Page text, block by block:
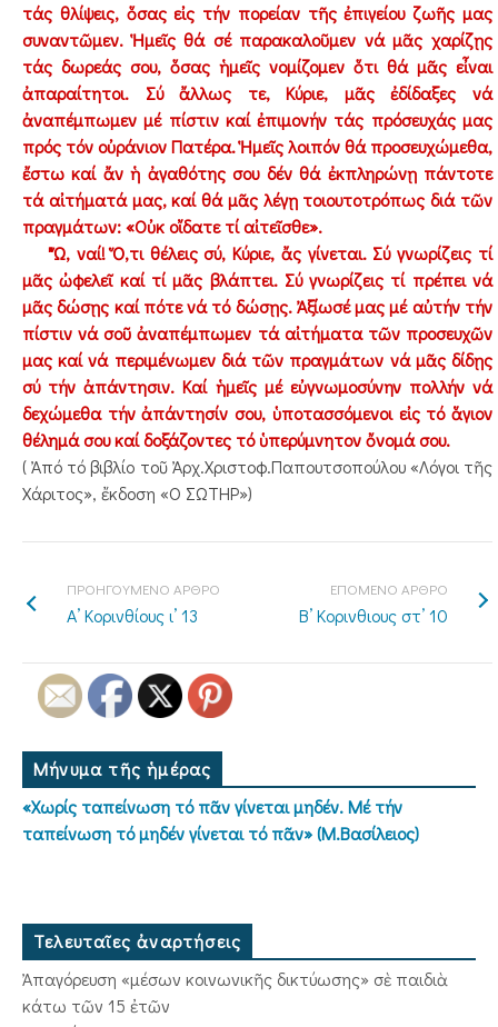
τάς θλίψεις, ὅσας εἰς τήν πορείαν τῆς ἐπιγείου ζωῆς μας
συναντῶμεν. Ἡμεῖς θά σέ παρακαλοῦμεν νά μᾶς χαρίζῃς
τάς δωρεάς σου, ὅσας ἡμεῖς νομίζομεν ὅτι θά μᾶς εἶναι
ἀπαραίτητοι. Σύ ἄλλως τε, Κύριε, μᾶς ἐδίδαξες νά
ἀναπέμπωμεν μέ πίστιν καί ἐπιμονήν τάς πρόσευχάς μας
πρός τόν οὐράνιον Πατέρα. Ἡμεῖς λοιπόν θά προσευχώμεθα,
ἔστω καί ἄν ἡ ἀγαθότης σου δέν θά ἐκπληρώνῃ πάντοτε
τά αἰτήματά μας, καί θά μᾶς λέγῃ τοιουτοτρόπως διά τῶν
πραγμάτων: «Οὐκ οἴδατε τί αἰτεῖσθε».
"Ὤ, ναί! Ὅ,τι θέλεις σύ, Κύριε, ἄς γίνεται. Σύ γνωρίζεις τί
μᾶς ὠφελεῖ καί τί μᾶς βλάπτει. Σύ γνωρίζεις τί πρέπει νά
μᾶς δώσῃς καί πότε νά τό δώσῃς. Ἀξίωσέ μας μέ αὐτήν τήν
πίστιν νά σοῦ ἀναπέμπωμεν τά αἰτήματα τῶν προσευχῶν
μας καί νά περιμένωμεν διά τῶν πραγμάτων νά μᾶς δίδῃς
σύ τήν ἀπάντησιν. Καί ἡμεῖς μέ εὐγνωμοσύνην πολλήν νά
δεχώμεθα τήν ἀπάντησίν σου, ὑποτασσόμενοι εἰς τό ἅγιον
θέλημά σου καί δοξάζοντες τό ὑπερύμνητον ὄνομά σου.
( Ἀπό τό βιβλίο τοῦ Ἀρχ.Χριστοφ.Παπουτσοπούλου «Λόγοι τῆς
Χάριτος», ἔκδοση «Ο ΣΩΤΗΡ»)
ΠΡΟΗΓΟΥΜΕΝΟ ΑΡΘΡΟ
Α’ Κορινθίους ι’ 13
ΕΠΟΜΕΝΟ ΑΡΘΡΟ
Β’ Κορινθιους στ’ 10
Μήνυμα τῆς ἡμέρας
«Χωρίς ταπείνωση τό πᾶν γίνεται μηδέν. Μέ τήν
ταπείνωση τό μηδέν γίνεται τό πᾶν» (Μ.Βασίλειος)
Τελευταῖες ἀναρτήσεις
Ἀπαγόρευση «μέσων κοινωνικῆς δικτύωσης» σὲ παιδιὰ
κάτω τῶν 15 ἐτῶν